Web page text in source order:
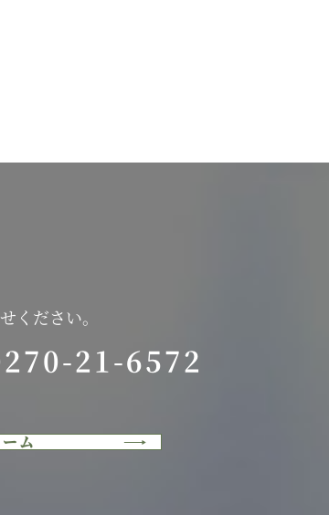
ください。
21-6572
ム